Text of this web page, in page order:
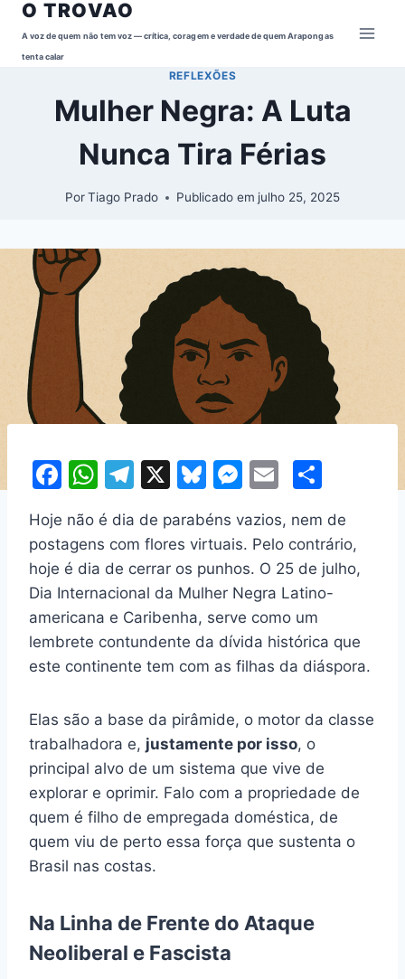
Pular
para
O TROVAO
A voz de quem não tem voz — crítica, coragem e verdade de quem Arapongas
tenta calar
REFLEXÕES
Mulher Negra: A Luta
Nunca Tira Férias
PorTiago Prado Publicado em julho 25, 2025
F
c
e
b
o
o
k
W
at
s
A
p
p
T
e
gr
a
m
X
Bl
e
s
k
y
M
s
s
e
n
g
er
E
ai
l
ar
e
Hoje não é dia de parabéns vazios, nem de
postagens com flores virtuais. Pelo contrário,
hoje é dia de cerrar os punhos. O 25 de julho,
Dia Internacional da Mulher Negra Latino-
americana e Caribenha, serve como um
lembrete contundente da dívida histórica que
este continente tem com as filhas da diáspora.
Elas são a base da pirâmide, o motor da classe
trabalhadora e, justamente por isso, o
principal alvo de um sistema que vive de
explorar e oprimir. Falo com a propriedade de
quem é filho de empregada doméstica, de
quem viu de perto essa força que sustenta o
Brasil nas costas.
Na Linha de Frente do Ataque
Neoliberal e Fascista